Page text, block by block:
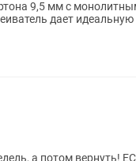
9,5 мм с
дает
а потом вернуть!